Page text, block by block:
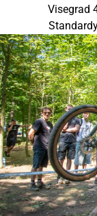
Visegrad